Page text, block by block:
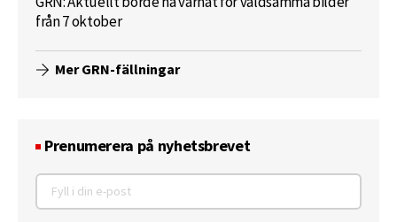
från 7 oktober
Mer GRN-fällningar
Prenumerera på nyhetsbrevet